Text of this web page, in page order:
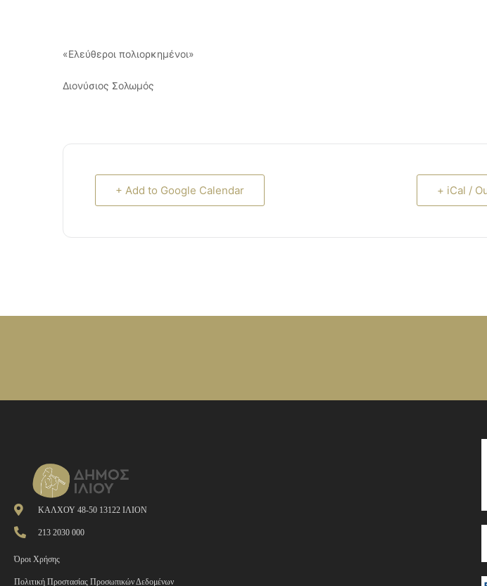
«Ελεύθεροι πολιορκημένοι»
Διονύσιος Σολωμός
+ Add to Google Calendar + iCal /
ΚΑΛΧΟΥ 48-50 13122 ΙΛΙΟΝ
213 2030 000
Όροι Χρήσης
Πολιτική Προστασίας Προσωπικών Δεδομένων